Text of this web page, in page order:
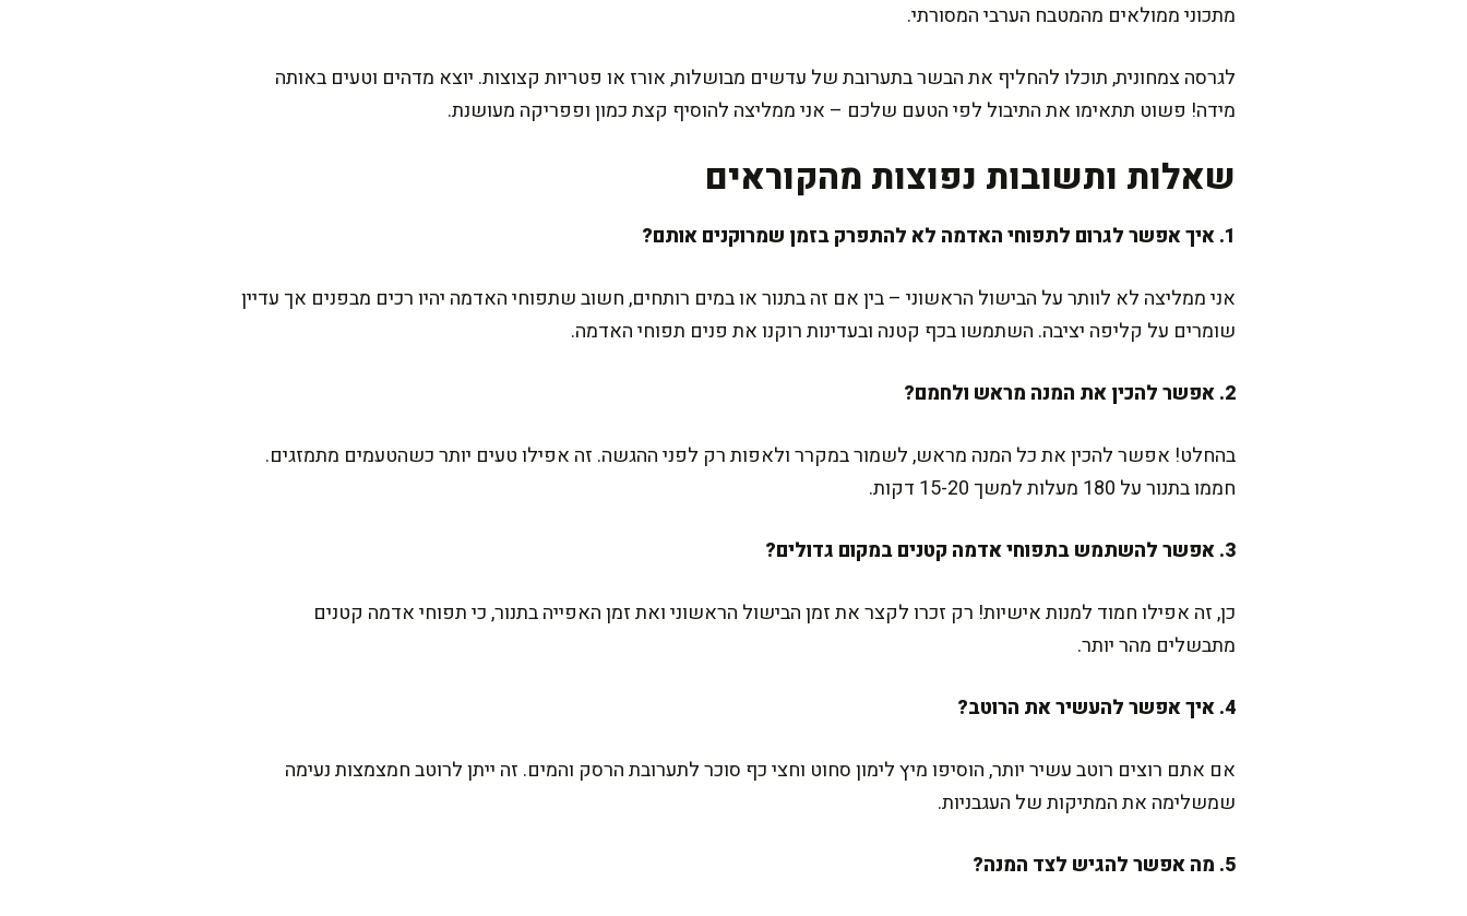
מתכוני ממולאים מהמטבח הערבי המסורתי.
לגרסה צמחונית, תוכלו להחליף את הבשר בתערובת של עדשים מבושלות, אורז או פטריות קצוצות. יוצא מדהים וטעים באותה
מידה! פשוט תתאימו את התיבול לפי הטעם שלכם – אני ממליצה להוסיף קצת כמון ופפריקה מעושנת.
שאלות ותשובות נפוצות מהקוראים
1. איך אפשר לגרום לתפוחי האדמה לא להתפרק בזמן שמרוקנים אותם?
אני ממליצה לא לוותר על הבישול הראשוני – בין אם זה בתנור או במים רותחים, חשוב שתפוחי האדמה יהיו רכים מבפנים אך עדיין
שומרים על קליפה יציבה. השתמשו בכף קטנה ובעדינות רוקנו את פנים תפוחי האדמה.
2. אפשר להכין את המנה מראש ולחמם?
בהחלט! אפשר להכין את כל המנה מראש, לשמור במקרר ולאפות רק לפני ההגשה. זה אפילו טעים יותר כשהטעמים מתמזגים.
חממו בתנור על 180 מעלות למשך 15-20 דקות.
3. אפשר להשתמש בתפוחי אדמה קטנים במקום גדולים?
כן, זה אפילו חמוד למנות אישיות! רק זכרו לקצר את זמן הבישול הראשוני ואת זמן האפייה בתנור, כי תפוחי אדמה קטנים
מתבשלים מהר יותר.
4. איך אפשר להעשיר את הרוטב?
אם אתם רוצים רוטב עשיר יותר, הוסיפו מיץ לימון סחוט וחצי כף סוכר לתערובת הרסק והמים. זה ייתן לרוטב חמצמצות נעימה
שמשלימה את המתיקות של העגבניות.
5. מה אפשר להגיש לצד המנה?